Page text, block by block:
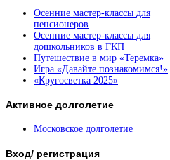
Осенние мастер-классы для
пенсионеров
Осенние мастер-классы для
дошкольников в ГКП
Путешествие в мир «Теремка»
Игра «Давайте познакомимся!»
«Кругосветка 2025»
Активное долголетие
Московское долголетие
Вход/ регистрация